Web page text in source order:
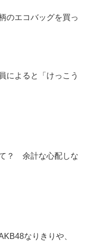
のエコバッグを買っ
によると「けっこう
？ 余計な心配しな
なりきりや、